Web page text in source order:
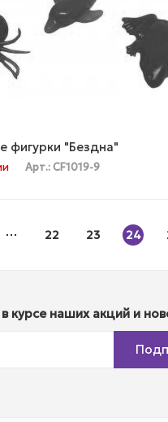
фигурки "Бездна"
Арт.: CF1019-9
22 23 24
курсе наших акций и